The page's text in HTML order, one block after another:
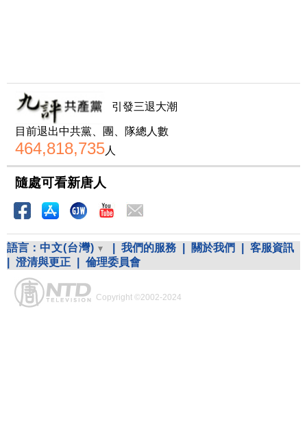
引發三退大潮
目前退出中共黨、團、隊總人數
464,818,735人
隨處可看新唐人
語言： 中文(台灣) 我們的服務 關於我們
客服資訊
澄清與更正 倫理委員會
Copyright ©2002-2024